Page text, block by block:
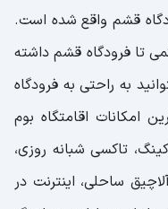
قشم واقع شده است.
تا فرودگاه قشم داشته
به راحتی به فرودگاه
امکانات اقامتگاه بوم
تاکسی شبانه روزی،
ساحلی، اینترنت در